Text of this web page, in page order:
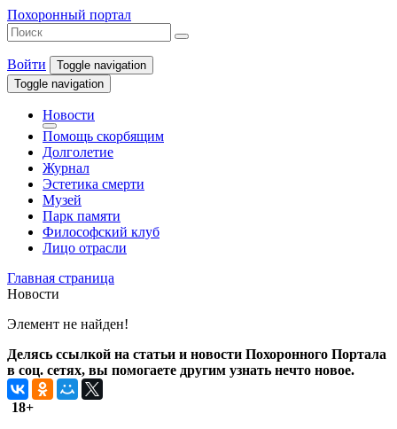
Похоронный портал
Войти
Toggle navigation
Toggle navigation
Новости
Помощь скорбящим
Долголетие
Журнал
Эстетика смерти
Музей
Парк памяти
Философский клуб
Лицо отрасли
Главная страница
Новости
Элемент не найден!
Делясь ссылкой на статьи и новости Похоронного Портала
в соц. сетях, вы помогаете другим узнать нечто новое.
18+